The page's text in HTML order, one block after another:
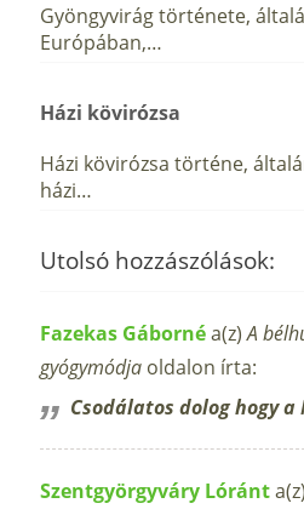
Gyöngyvirág története,
Európában,…
Házi kövirózsa
Házi kövirózsa történe,
házi…
Utolsó hozzászólások:
Fazekas Gábornéa(z)A
gyógymódja oldalon írta:
Csodálatos dolog hogy
Szentgyörgyváry Lóránt